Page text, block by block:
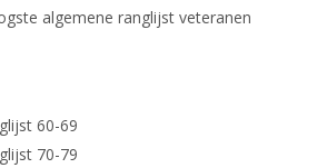
algemene ranglijst veteranen
60-69
70-79